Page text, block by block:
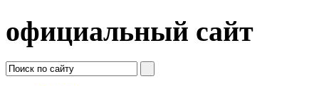
официальный сайт